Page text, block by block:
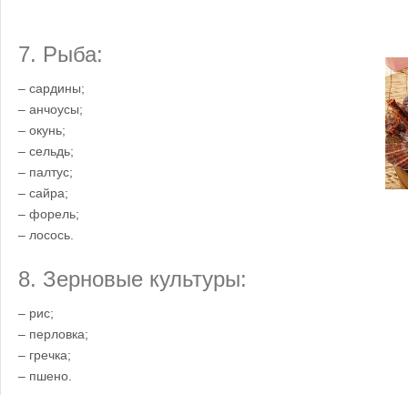
7. Рыба:
– сардины;
– анчоусы;
– окунь;
– сельдь;
– палтус;
– сайра;
– форель;
– лосось.
8. Зерновые культуры:
– рис;
– перловка;
– гречка;
– пшено.